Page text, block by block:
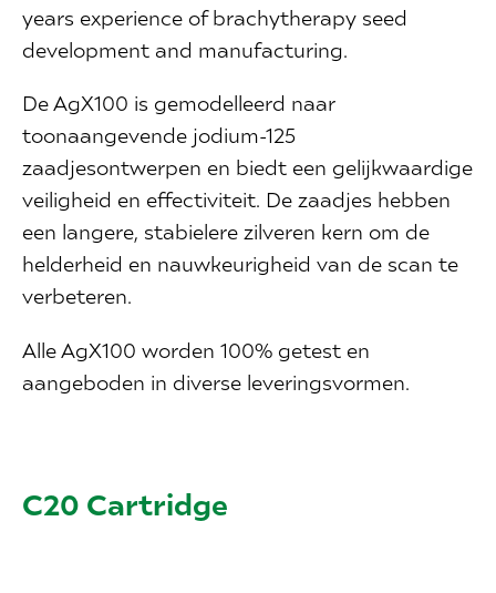
years experience of brachytherapy seed
development and manufacturing.
De AgX100 is gemodelleerd naar
toonaangevende jodium-125
zaadjesontwerpen en biedt een gelijkwaardige
veiligheid en effectiviteit. De zaadjes hebben
een langere, stabielere zilveren kern om de
helderheid en nauwkeurigheid van de scan te
verbeteren.
Alle AgX100 worden 100% getest en
aangeboden in diverse leveringsvormen.
C20 Cartridge